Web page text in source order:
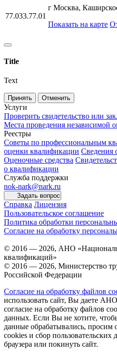
77.033.77.01
г Москва,
Показать на карте
Title
Text
Принять Отменить
Услуги
Проверить свидетельство или
Места проведения независимой
Реестры
Советы по профессиональным
оценки квалификации Сведения
Оценочные средства
о квалификации
Служба поддержки
nok-nark@nark.ru
Задать вопрос
Справка Лицензия
Пользовательское соглашение
Политика обработки
Согласие на обработку
© 2016 — 2026, АНО
квалификаций»
© 2016 — 2026, Министерство
Российской Федерации
Согласие на обработку файлов
использовать сайт, Вы даете
согласие на обработку файлов
данных. Если Вы не хотите,
данные обрабатывались, просим
cookies и сбор
браузера или покинуть сайт.